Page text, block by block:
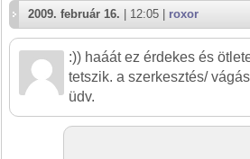
2009. február 16. | 12:05 | roxor
:)) haáát ez érdekes és
tetszik. a szerkesztés/
üdv.